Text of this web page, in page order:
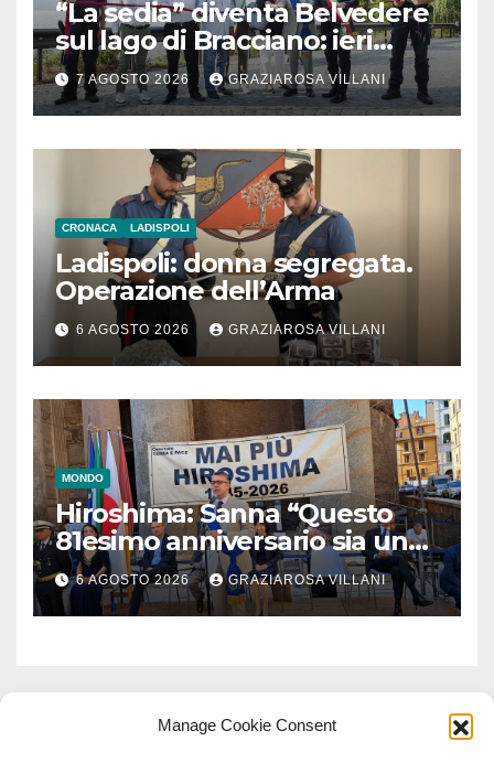
Manage Cookie Consent
“La sedia” diventa Belvedere
sul lago di Bracciano: ieri
l’inaugurazione
7 AGOSTO 2026 GRAZIAROSA VILLANI
CRONACA LADISPOLI
Ladispoli: donna segregata.
Operazione dell’Arma
6 AGOSTO 2026 GRAZIAROSA VILLANI
MONDO
Hiroshima: Sanna “Questo
81esimo anniversario sia un
monito per tutti”
6 AGOSTO 2026 GRAZIAROSA VILLANI